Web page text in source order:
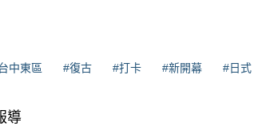
中東區 #復古 #打卡 #新開幕 #日式
導